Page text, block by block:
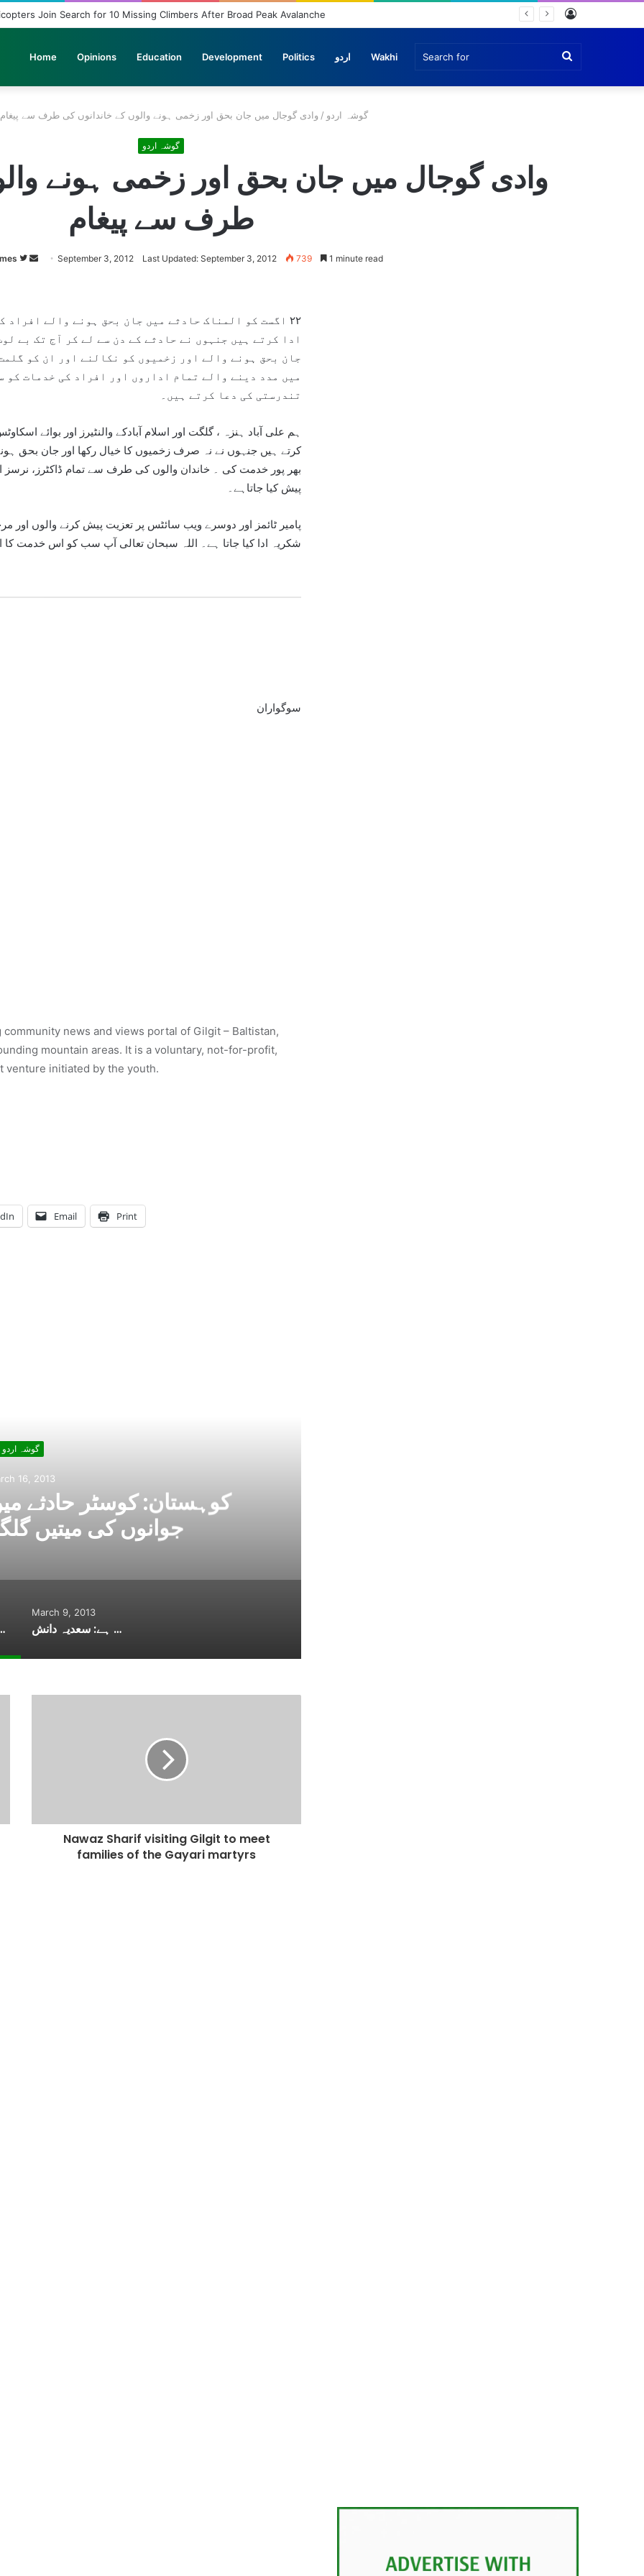
Join Search for 10 Missing Climbers After Broad Peak Avalanche
Home Opinions Education Development Politics اردو Wakhi
گوشہ اردو / وادی گوجال میں جان بحق اور زخمی ہونے والوں کے خاندانوں کی طرف سے پیغام
گوشہ اردو
وادی گوجال میں جان بحق اور زخمی ہونے
طرف سے پیغام
Follow
SendSeptember 3, 2012 Last Updated: September 3, 2012 739 1 minute read
۲۲ اگست کو المناک حادثے میں جان بحق ہونے والے
ادا کرتے ہیں جنہوں نے حادثے کے دن سے لے کر آج تک بے
جان بحق ہونے والے اور زخمیوں کو نکالنے اور ان کو
میں مدد دینے والے تمام اداروں اور افراد کی خدمات
تندرستی کی دعا کرتے ہیں۔
ہم علی آباد ہنزہ ، گلگت اور اسلام آبادکے والنٹیرز اور بوائے
کرتے ہیں جنہوں نے نہ صرف زخمیوں کا خیال رکھا اور جان بحق
بھر پور خدمت کی ۔ خاندان والوں کی طرف سے تمام ڈاکٹرز،
پیش کیا جاتاہے۔
پامیر ٹائمز اور دوسرے ویب سائٹس پر تعزیت پیش کرنے والوں اور
شکریہ ادا کیا جاتا ہے۔ اللہ سبحان تعالی آپ سب کو اس خدمت کا
سوگواران
news and views portal of Gilgit – Baltistan,
mountain areas. It is a voluntary, not-for-profit,
venture initiated by the youth.
Email Print
خواتین کو مردوں سے کمتر سمجھنا نفسیاتی تشدد کے
مترادف ہے: سعدیہ دانش
کوہستان: کوسٹر حادثے میں
March 9, 2013
خواتین کو مردوں سے کمتر سمجھنا نفسیاتی تشدد کے مترادف ہے: سعدیہ دانش
Nawaz Sharif visiting Gilgit to meet
families of the Gayari martyrs